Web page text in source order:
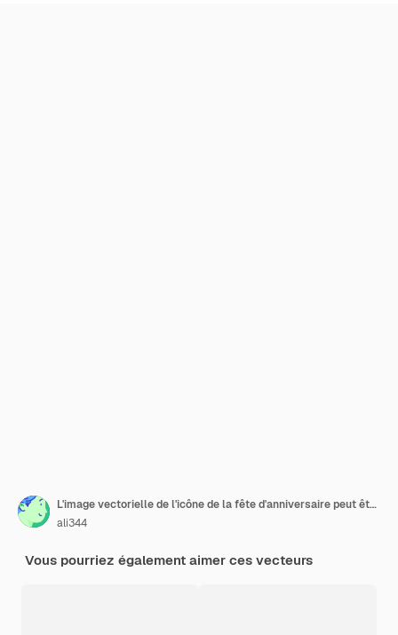
L'image vectorielle de l'icône de la fête d'anniversaire peut être utilisée pour l'adoption d'enfants
ali344
Vous pourriez également aimer ces vecteurs